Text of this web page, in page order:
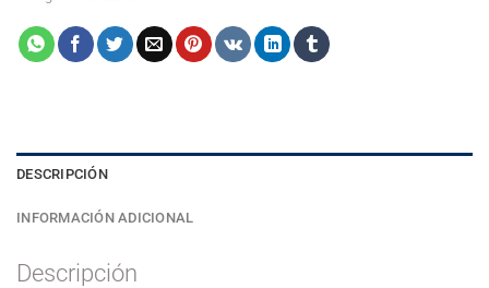
DESCRIPCIÓN
INFORMACIÓN ADICIONAL
Descripción